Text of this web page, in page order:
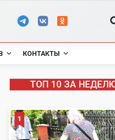
КОНТАКТЫ
ТОП 10 ЗА